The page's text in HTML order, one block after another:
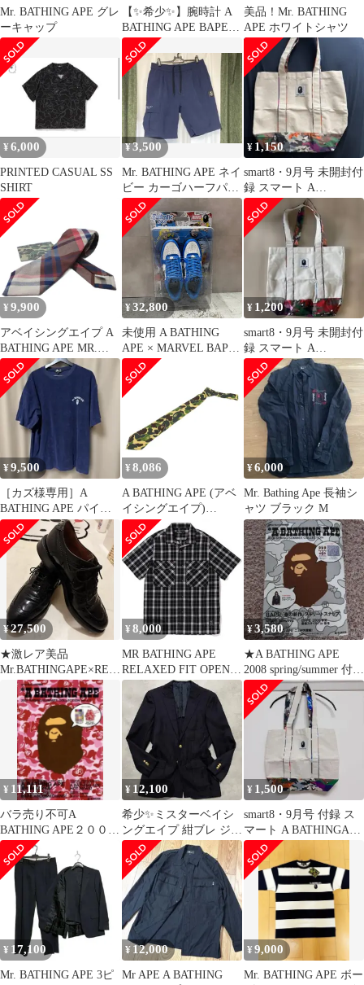
Mr. BATHING APE グレ
ーキャップ
【✨希少✨】腕時計 A
BATHING APE BAPE
2009 冬
美品！Mr. BATHING
APE ホワイトシャツ
¥6,000
PRINTED CASUAL SS
SHIRT
¥3,500
Mr. BATHING APE ネイ
ビー カーゴハーフパン
ツ Mサイズ
¥ 1,150
smart8・9月号 未開封付
録 スマート A
BATHINGAPEトートバ
ッグ
¥ 9,900
アベイシングエイプ A
BATHING APE MR.
BATHING APE タグ付
き ラブジェネチェック
ネクタイ レギュラータ
イ コットン 赤系 レッ
ド系
¥32,800
未使用 A BATHING
APE × MARVEL BAPE
STA ""Mr. Fantastic &
Invisible Woman"" ベイ
プスター ローカットス
ニーカー アベイシング
エイプ × マーベル ブル
ー 10 28cm （6852M）
¥ 1,200
smart8・9月号 未開封付
録 スマート A
BATHINGAPEトートバ
ッグ
¥9,500
［カズ様専用］A
BATHING APE パイル
地 Tシャツ ネイビー
XL
¥ 8,086
A BATHING APE (アベ
イシングエイプ)
Mr.BATHING APE
CAMO TIE エイプカモ
ネクタイ 迷彩 カーキ
¥6,000
Mr. Bathing Ape 長袖シ
ャツ ブラック M
¥27,500
★激レア美品
Mr.BATHINGAPE×REG
AL ウィングチップシュ
ーズ★
¥ 8,000
MR BATHING APE
RELAXED FIT OPEN
SHIRT
¥3,580
★A BATHING APE
2008 spring/summer 付録
付★
¥ 11,111
バラ売り不可A
BATHING APE２００７
spring/summer付録のみ
¥ 12,100
希少✨️ミスターベイシ
ングエイプ 紺ブレ ジャ
ケット 金ボタン シルク
44
¥ 1,500
smart8・9月号 付録 ス
マート A BATHINGAPE
トートバッグ
¥ 17,100
Mr. BATHING APE 3ピ
¥ 12,000
Mr APE A BATHING
¥9,000
Mr. BATHING APE ボー